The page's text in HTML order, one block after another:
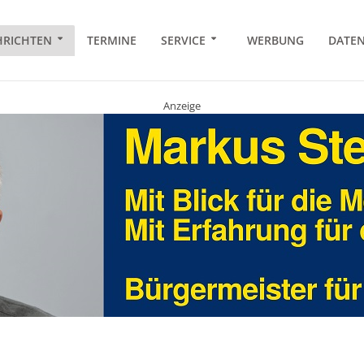
TERMINE SERVICE WERBUNG
Anzeige